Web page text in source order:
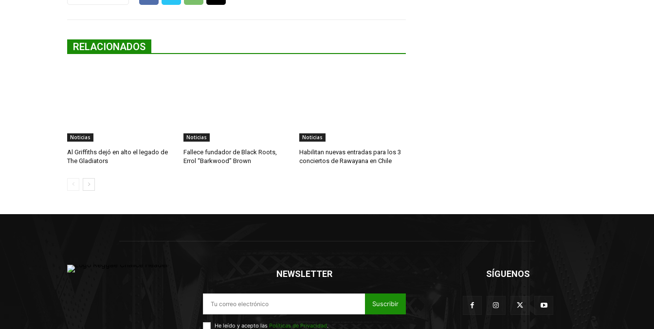
RELACIONADOS
Noticias
Al Griffiths dejó en alto el legado de
The Gladiators
Noticias
Fallece fundador de Black Roots,
Errol “Barkwood” Brown
Noticias
Habilitan nuevas entradas para los 3
conciertos de Rawayana en Chile
NEWSLETTER
Suscribir
He leído y acepto las Políticas de Privacidad.
SÍGUENOS